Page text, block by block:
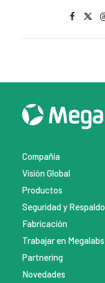
Compañía
Visión Global
Productos
Seguridad y Respaldo
Fabricación
Trabajar en Megalabs
Partnering
Novedades